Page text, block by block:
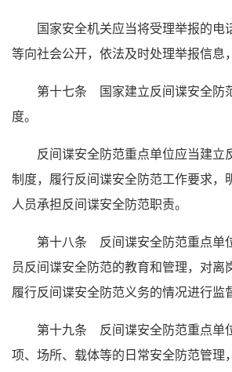
国家安全机关应当将受理举报的电
等向社会公开，依法及时处理举报信息
第十七条 国家建立反间谍安全防
度。
反间谍安全防范重点单位应当建立
制度，履行反间谍安全防范工作要求，
人员承担反间谍安全防范职责。
第十八条 反间谍安全防范重点单
员反间谍安全防范的教育和管理，对离
履行反间谍安全防范义务的情况进行监
第十九条 反间谍安全防范重点单
项、场所、载体等的日常安全防范管理